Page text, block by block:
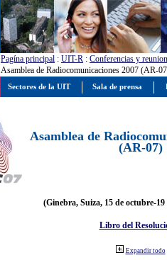
Pagína principal : UIT-R : Conferencias y
Asamblea de Radiocomunicaciones 2007 (AR-
Asamblea de
(AR-07)
(Ginebra, Suiza, 15 de octubre-19
Libro del
Expandir todo
Sectores de la UIT Sala de prensa